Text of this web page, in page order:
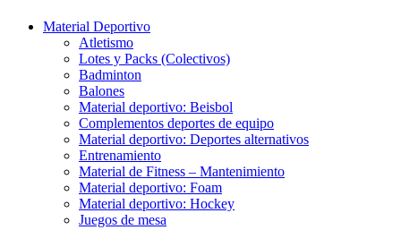
Material Deportivo
Atletismo
Lotes y Packs (Colectivos)
Badminton
Balones
Material deportivo: Beisbol
Complementos deportes de equipo
Material deportivo: Deportes alternativos
Entrenamiento
Material de Fitness – Mantenimiento
Material deportivo: Foam
Material deportivo: Hockey
Juegos de mesa